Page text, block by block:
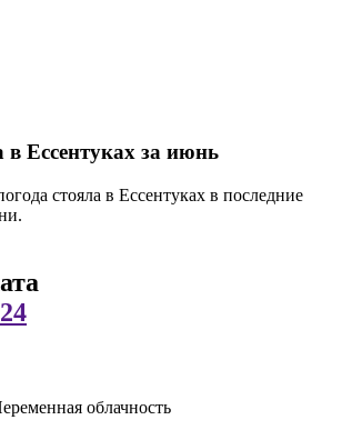
Ессентуках за июнь
стояла в Ессентуках в последние
облачность